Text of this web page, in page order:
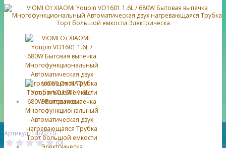
Артикул: 1440270
(0)